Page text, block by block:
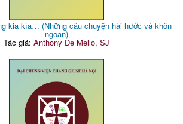
kia kìa… (Những câu chuyện hài hước và khôn
ngoan)
Tác giả: Anthony De Mello, SJ